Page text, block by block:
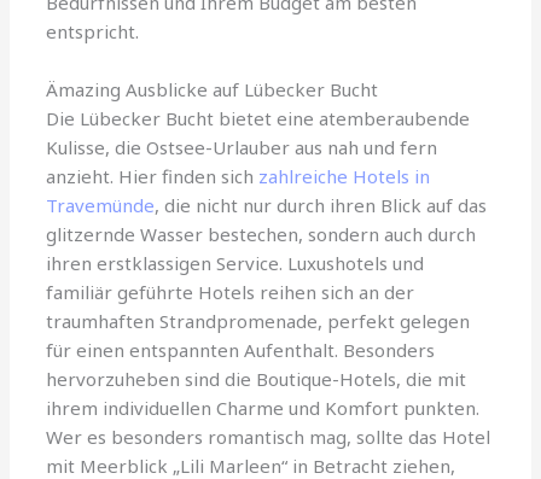
entspricht.
Ämazing Ausblicke auf Lübecker Bucht
Die Lübecker Bucht bietet eine atemberaubende
Kulisse, die Ostsee-Urlauber aus nah und fern
anzieht. Hier finden sich zahlreiche Hotels in
Travemünde, die nicht nur durch ihren Blick auf das
glitzernde Wasser bestechen, sondern auch durch
ihren erstklassigen Service. Luxushotels und
familiär geführte Hotels reihen sich an der
traumhaften Strandpromenade, perfekt gelegen
für einen entspannten Aufenthalt. Besonders
hervorzuheben sind die Boutique-Hotels, die mit
ihrem individuellen Charme und Komfort punkten.
Wer es besonders romantisch mag, sollte das Hotel
mit Meerblick „Lili Marleen“ in Betracht ziehen,